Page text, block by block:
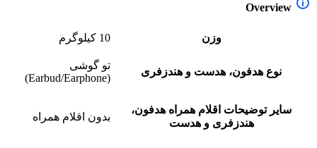
Overview
وزن 10 کیلوگرم
نوع هدفون، هدست و هندزفری
تو گوشی
(Earbud/Earphone)
سایر توضیحات اقلام همراه هدفون،
هندزفری و هدست
بدون اقلام همراه